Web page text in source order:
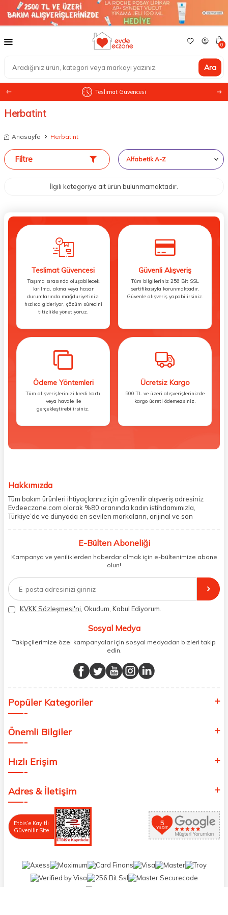
Ara
0
Teslimat Güvencesi
Herbatint
Anasayfa Herbatint
Filtre
İlgili kategoriye ait ürün bulunmamaktadır.
Teslimat Güvencesi
Taşıma sırasında oluşabilecek
kırılma, akma veya hasar
durumlarında mağduriyetinizi
hızlıca gideriyor, çözüm sürecini
titizlikle yönetiyoruz.
Güvenli Alışveriş
Tüm bilgileriniz 256 Bit SSL
sertifikasıyla korunmaktadır.
Güvenle alışveriş yapabilirsiniz.
Ödeme Yöntemleri
Tüm alışverişlerinizi kredi kartı
veya havale ile
gerçekleştirebilirsiniz.
Ücretsiz Kargo
500 TL ve üzeri alışverişlerinizde
kargo ücreti ödemezsiniz.
Hakkımızda
Tüm bakım ürünleri ihtiyaçlarınız için güvenilir alışveriş adresiniz
Evdeeczane.com olarak %80 oranında kadın istihdamımızla,
Türkiye’de ve dünyada en sevilen markaların, orijinal ve son
paketliyoruz. Herhangi bir durumdan dolayı olumsuz olarak geri
müşteri temsilcilerimiz aracılığı ile gerekli tüm desteği sağlıyoruz.
2017 yılından bugüne, yüzlerce marka ve binlerce ürün seçeneğini
doğrudan markalardan ya da markaların yetkili Türkiye
distribütörlerinden faturalı olarak tedarik ediyor ve müşterilerimize
aynı şekilde faturalı ve orijinal ambalajlarda gönderim sağlıyoruz.
Paketleme sürecinde geri dönüştürülebilir malzemeler kullanarak
atık oranımızı en aza indiriyor ve daha yaşanabilir bir dünya
E-Bülten Aboneliği
Kampanya ve yeniliklerden haberdar olmak için e-bültenimize abone
olun!
KVKK Sözleşmesi'ni , Okudum, Kabul Ediyorum.
Sosyal Medya
Takipçilerimize özel kampanyalar için sosyal medyadan bizleri takip
edin.
Popüler Kategoriler
Önemli Bilgiler
Hızlı Erişim
Adres & İletişim
Etbis’e Kayıtlı
Güvenilir Site